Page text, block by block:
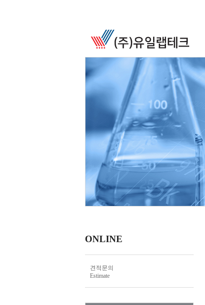
ONLINE
견적문의
Estimate